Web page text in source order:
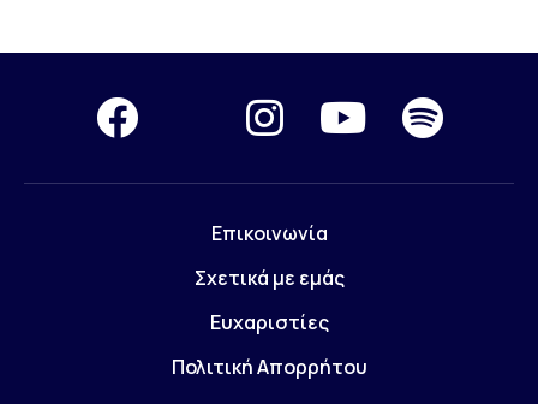
Επικοινωνία
Σχετικά με εμάς
Ευχαριστίες
Πολιτική Απορρήτου